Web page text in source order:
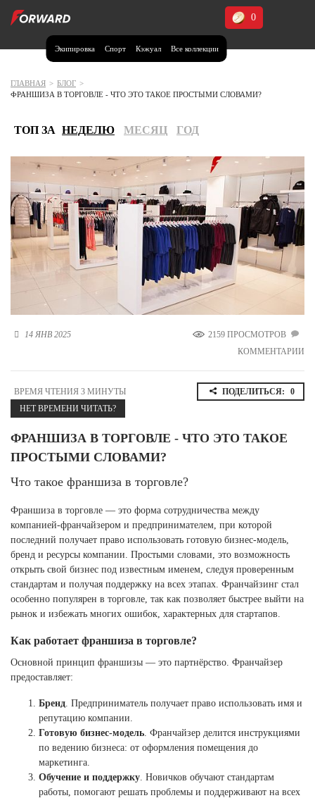
Экипировка Спорт Кэжуал Все коллекции
0
Москва и МО
Иркутская область (2)
Калининградская область (1)
Кемеровская область (2)
Краснодарский край (5)
Красноярский край (5)
Курская область (1)
Москва и МО (14)
Нижегородская область (1)
Республика Крым (1)
Республика Татарстан (2)
Санкт-Петербург и ЛО (3)
Саратовская область (1)
Северная Осетия (2)
Смоленская область (1)
Ставропольский край (5)
Томская область (1)
Тюменская область (3)
Хакасия (1)
Челябинская область (2)
Ярославская область (1)
ГЛАВНАЯ > БЛОГ >
ФРАНШИЗА В ТОРГОВЛЕ - ЧТО ЭТО ТАКОЕ ПРОСТЫМИ СЛОВАМИ?
ТОП ЗА НЕДЕЛЮ МЕСЯЦ ГОД
14 ЯНВ 2025
2159 ПРОСМОТРОВ
КОММЕНТАРИИ
ВРЕМЯ ЧТЕНИЯ 3 МИНУТЫ
НЕТ ВРЕМЕНИ ЧИТАТЬ?
ПОДЕЛИТЬСЯ: 0
ФРАНШИЗА В ТОРГОВЛЕ - ЧТО ЭТО ТАКОЕ
ПРОСТЫМИ СЛОВАМИ?
Что такое франшиза в торговле?
Франшиза в торговле — это форма сотрудничества между
компанией-франчайзером и предпринимателем, при которой
последний получает право использовать готовую бизнес-модель,
бренд и ресурсы компании. Простыми словами, это возможность
открыть свой бизнес под известным именем, следуя проверенным
стандартам и получая поддержку на всех этапах. Франчайзинг стал
особенно популярен в торговле, так как позволяет быстрее выйти на
рынок и избежать многих ошибок, характерных для стартапов.
Как работает франшиза в торговле?
Основной принцип франшизы — это партнёрство. Франчайзер
предоставляет:
Бренд. Предприниматель получает право использовать имя и
репутацию компании.
Готовую бизнес-модель. Франчайзер делится инструкциями
по ведению бизнеса: от оформления помещения до
маркетинга.
Обучение и поддержку. Новичков обучают стандартам
работы, помогают решать проблемы и поддерживают на всех